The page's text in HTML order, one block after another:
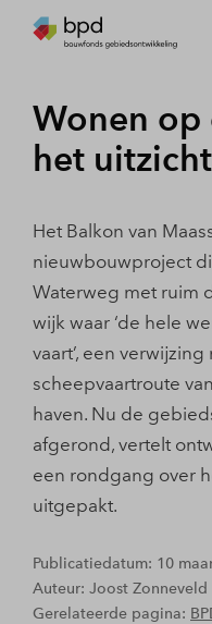
Wonen op
het
Het Balkon van
nieuwbouwproject
Waterweg met ruim
wĳk waar ‘de hele
vaart’, een
scheepvaartroute
haven. Nu de
afgerond, vertelt
een rondgang over
uitgepakt.
Publicatiedatum: 10
Auteur: Joost Zonneveld
Gerelateerde pagina: